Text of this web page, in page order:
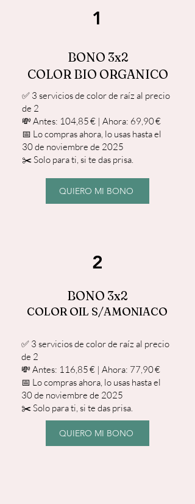
1
BONO 3x2
COLOR BIO ORGANICO
✅ 3 servicios de color de raíz al precio
de 2
💸 Antes: 104,85 € | Ahora: 69,90 €
📅 Lo compras ahora, lo usas hasta el
30 de noviembre de 2025
✂️ Solo para ti, si te das prisa.
QUIERO MI BONO
2
BONO 3x2
COLOR OIL S/AMONIACO
✅ 3 servicios de color de raíz al precio
de 2
💸 Antes: 116,85 € | Ahora: 77,90 €
📅 Lo compras ahora, lo usas hasta el
30 de noviembre de 2025
✂️ Solo para ti, si te das prisa.
QUIERO MI BONO